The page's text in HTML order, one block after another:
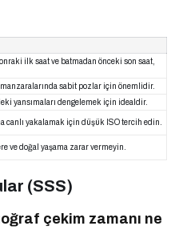
ilk saat ve batmadan önceki son saat,
sabit pozlar için önemlidir.
yansımaları dengelemek için idealdir.
canlı yakalamak için düşük ISO tercih edin.
ve doğal yaşama zarar vermeyin.
(SSS)
çekim zamanı ne